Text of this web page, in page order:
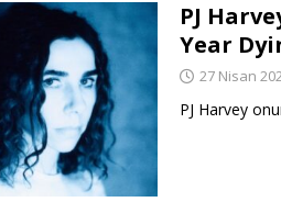
PJ
Year
27 Nisan
PJ Harvey